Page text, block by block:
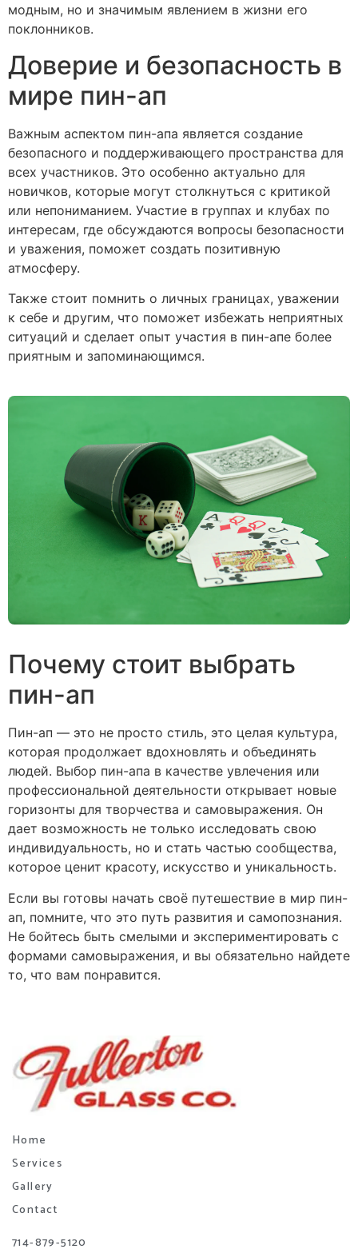
модным, но и значимым явлением в жизни его
поклонников.
Доверие и безопасность в
мире пин-ап
Важным аспектом пин-апа является создание
безопасного и поддерживающего пространства для
всех участников. Это особенно актуально для
новичков, которые могут столкнуться с критикой
или непониманием. Участие в группах и клубах по
интересам, где обсуждаются вопросы безопасности
и уважения, поможет создать позитивную
атмосферу.
Также стоит помнить о личных границах, уважении
к себе и другим, что поможет избежать неприятных
ситуаций и сделает опыт участия в пин-апе более
приятным и запоминающимся.
Почему стоит выбрать
пин-ап
Пин-ап — это не просто стиль, это целая культура,
которая продолжает вдохновлять и объединять
людей. Выбор пин-апа в качестве увлечения или
профессиональной деятельности открывает новые
горизонты для творчества и самовыражения. Он
дает возможность не только исследовать свою
индивидуальность, но и стать частью сообщества,
которое ценит красоту, искусство и уникальность.
Если вы готовы начать своё путешествие в мир пин-
ап, помните, что это путь развития и самопознания.
Не бойтесь быть смелыми и экспериментировать с
формами самовыражения, и вы обязательно найдете
то, что вам понравится.
Home
Services
Gallery
Contact
714-879-5120